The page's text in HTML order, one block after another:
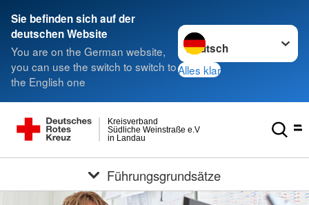
Sie befinden sich auf der
deutschen Website
You are on the German website,
you can use the switch to switch to
the English one
Sprache wechseln zu
Alles klar
in Landau
Südliche Weinstraße e.V
Kreisverband
Führungsgrundsätze